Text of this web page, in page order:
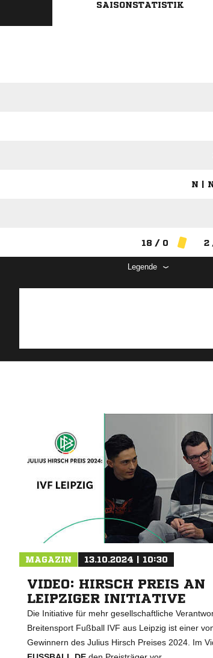
SAISONSTATISTIK
N |
18 / 0 2
Legende
MAGAZIN 13.10.2024 | 10:30
VIDEO: HIRSCH PREIS AN
LEIPZIGER INITIATIVE
Die Initiative für mehr gesellschaftliche
Breitensport Fußball IVF aus Leipzig ist einer
Gewinnern des Julius Hirsch Preises 2024. Im